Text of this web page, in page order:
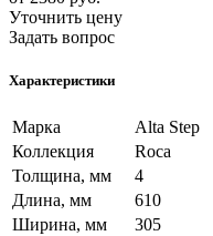
Уточнить цену
Задать вопрос
Характеристики
Марка
Alta Step
Коллекция
Roca
Толщина, мм
4
Длина, мм
610
Ширина, мм
305